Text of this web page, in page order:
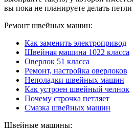
вы пока не планируете делать
Ремонт швейных машин:
Как заменить электропривод
Швейная машина 1022 класса
Оверлок 51 класса
Ремонт, настройка оверлоков
Неполадки швейных машин
Как устроен швейный челнок
Почему строчка петляет
Смазка швейных машин
Швейные машины: